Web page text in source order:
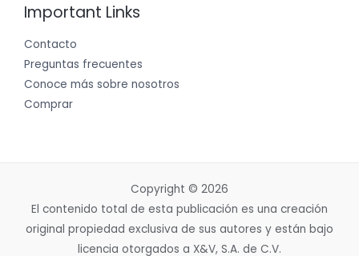
Important Links
Contacto
Preguntas frecuentes
Conoce más sobre nosotros
Comprar
Copyright © 2026
El contenido total de esta publicación es una creación
original propiedad exclusiva de sus autores y están bajo
licencia otorgados a X&V, S.A. de C.V.